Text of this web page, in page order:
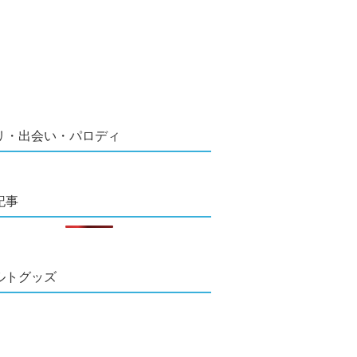
・出会い・パロディ
事
トグッズ